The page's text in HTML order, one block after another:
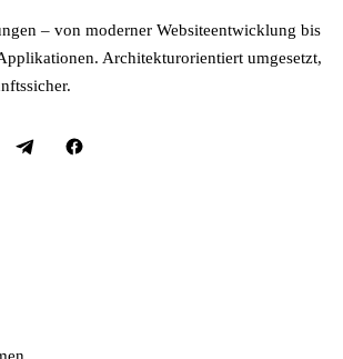
– von moderner Websiteentwicklung bis
Architekturorientiert umgesetzt,